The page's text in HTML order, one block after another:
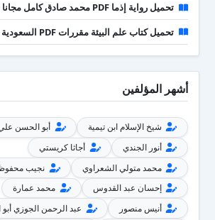
تحميل رواية إذما PDF محمد صادق كامل مجانا
تحميل كتاب علم البيئة مقررات PDF السعودية 1443
أشهر المؤلفين
شيخ الإسلام ابن تيمية
أبو الحسن
أنور الجندي
أجاثا كريستي
محمد متولي الشعراوي
نجيب
إحسان عبد القدوس
محمد عمارة
أنيس منصور
عبد الرحمن الجوزي أبو